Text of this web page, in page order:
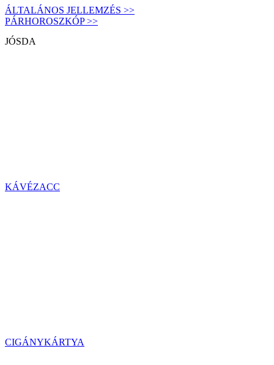
ÁLTALÁNOS JELLEMZÉS >>
PÁRHOROSZKÓP >>
JÓSDA
KÁVÉZACC
CIGÁNYKÁRTYA